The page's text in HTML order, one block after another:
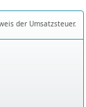
der Umsatzsteuer.